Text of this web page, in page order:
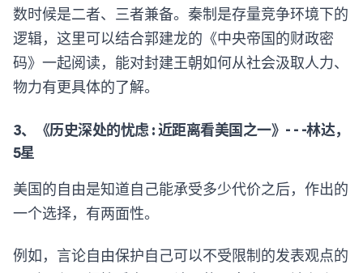
数时候是二者、三者兼备。秦制是存量竞争环境下的
逻辑，这里可以结合郭建龙的《中央帝国的财政密
码》一起阅读，能对封建王朝如何从社会汲取人力、
物力有更具体的了解。
3、《历史深处的忧虑 : 近距离看美国之一》- - -林达，
5星
美国的自由是知道自己能承受多少代价之后，作出的
一个选择，有两面性。
例如，言论自由保护自己可以不受限制的发表观点的